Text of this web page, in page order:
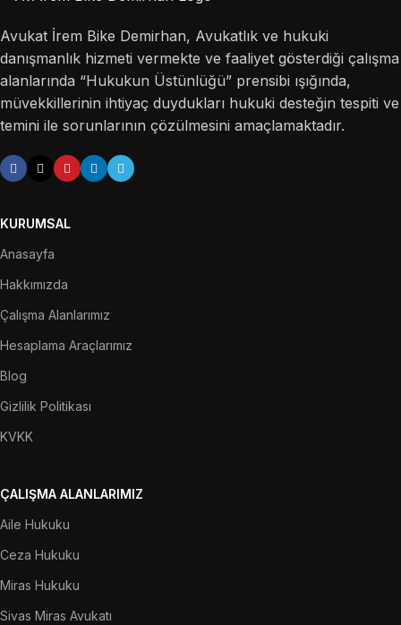
Avukat İrem Bike Demirhan, Avukatlık ve hukuki
danışmanlık hizmeti vermekte ve faaliyet gösterdiği çalışma
alanlarında “Hukukun Üstünlüğü” prensibi ışığında,
müvekkillerinin ihtiyaç duydukları hukuki desteğin tespiti ve
temini ile sorunlarının çözülmesini amaçlamaktadır.
KURUMSAL
Anasayfa
Hakkımızda
Çalışma Alanlarımız
Hesaplama Araçlarımız
Blog
Gizlilik Politikası
KVKK
ÇALIŞMA ALANLARIMIZ
Aile Hukuku
Ceza Hukuku
Miras Hukuku
Sivas Miras Avukatı